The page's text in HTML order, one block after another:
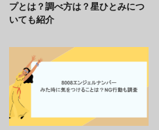
プとは？調べ方は？星ひとみにつ
いても紹介